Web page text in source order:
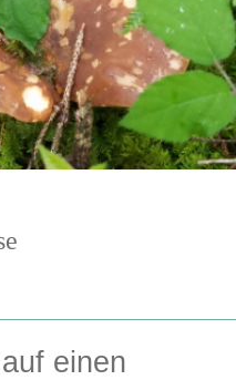
einen